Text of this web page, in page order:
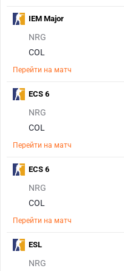
NRG
COL
Перейти на матч
IEM Major
NRG
COL
Перейти на матч
ECS 6
NRG
COL
Перейти на матч
ECS 6
NRG
ESL